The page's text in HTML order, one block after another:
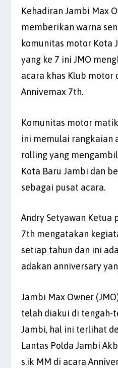
Kehadiran Jambi Max
memberikan warna
komunitas motor Kota
yang ke 7 ini JMO
acara khas Klub motor
Annivemax 7th.
Komunitas motor
ini memulai rangkaian
rolling yang
Kota Baru Jambi dan
sebagai pusat acara.
Andry Setyawan Ketua
7th mengatakan
setiap tahun dan ini
adakan anniversary
Jambi Max Owner
telah diakui di tengah-
Jambi, hal ini terlihat
Lantas Polda Jambi
s.ik MM di acara